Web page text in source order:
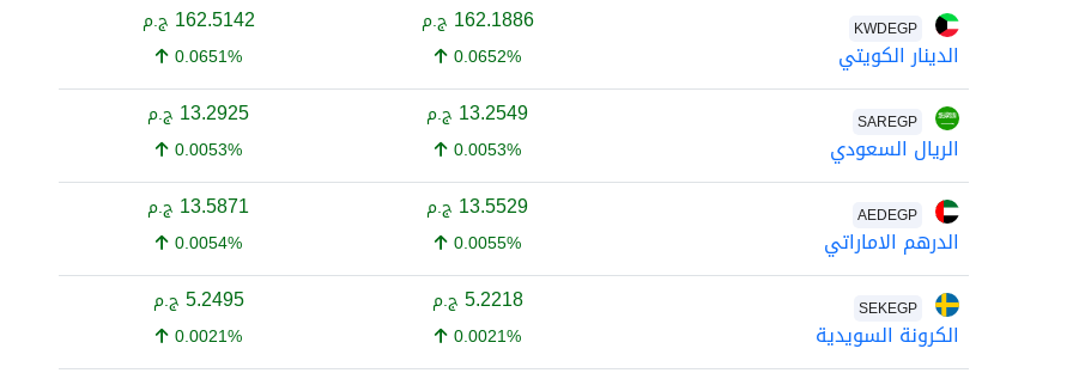
KWDEGP
الدينار الكويتي
162.1886 ج.م
0.0652%
162.5142 ج.م
0.0651%
SAREGP
الريال السعودي
13.2549 ج.م
0.0053%
13.2925 ج.م
0.0053%
AEDEGP
الدرهم الاماراتي
13.5529 ج.م
0.0055%
13.5871 ج.م
0.0054%
SEKEGP
الكرونة السويدية
5.2218 ج.م
0.0021%
5.2495 ج.م
0.0021%